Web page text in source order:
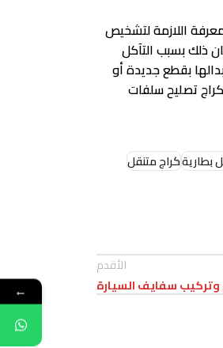
اللازمة لتشخيص
ذلك بسبب التآكل
بقطع جديدة أو
تصليح سلفات
بطاريةكراج متنقل
الأقدم
وتركيب سفايف السيارة
←